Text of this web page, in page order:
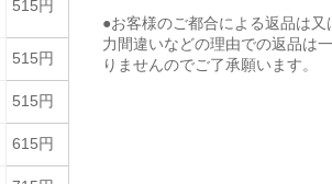
515円
515円
515円
615円
●お客様のご都合による返品は又
力間違いなどの理由での返品は
りませんのでご了承願います。